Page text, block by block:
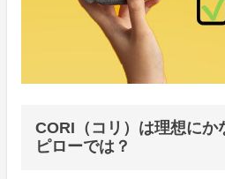
CORI（コリ）は理想にか
ピローでは？